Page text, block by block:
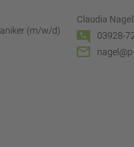
(m/w/d)
Claudia Nagel
03928-